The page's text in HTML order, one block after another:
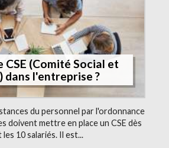
CSE (Comité Social et
dans l'entreprise ?
du personnel par l'ordonnance
doivent mettre en place un CSE dès
10 salariés. Il est...